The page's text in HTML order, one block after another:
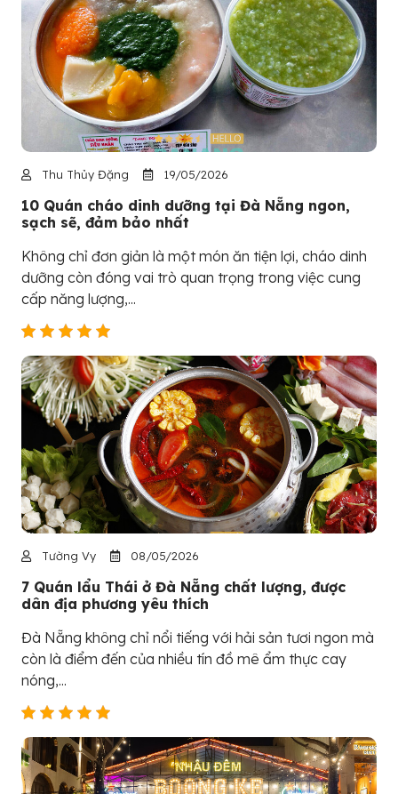
Thu Thủy Đặng 19/05/2026
10 Quán cháo dinh dưỡng tại Đà Nẵng ngon,
sạch sẽ, đảm bảo nhất
Không chỉ đơn giản là một món ăn tiện lợi, cháo dinh
dưỡng còn đóng vai trò quan trọng trong việc cung
cấp năng lượng,...
Tường Vy 08/05/2026
7 Quán lẩu Thái ở Đà Nẵng chất lượng, được
dân địa phương yêu thích
Đà Nẵng không chỉ nổi tiếng với hải sản tươi ngon mà
còn là điểm đến của nhiều tín đồ mê ẩm thực cay
nóng,...